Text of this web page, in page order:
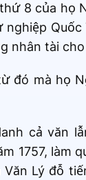
8 của họ
nhân tài
đó mà họ
cả văn
1757, làm
Lý đỗ